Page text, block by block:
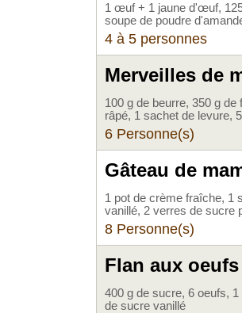
1 œuf + 1 jaune d'œuf,
soupe de poudre
4 à 5 personnes
Merveilles de
100 g de beurre, 350 g
râpé, 1 sachet de levure,
6 Personne(s)
Gâteau de
1 pot de crème fraîche, 1
vanillé, 2 verres de sucre
8 Personne(s)
Flan aux
400 g de sucre, 6 oeufs,
de sucre vanillé